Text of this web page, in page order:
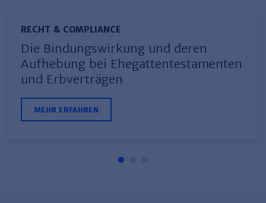
RECHT & COMPLIANCE
Die Bindungswirkung und deren
Aufhebung bei Ehegattentestamenten
und Erbverträgen
MEHR ERFAHREN